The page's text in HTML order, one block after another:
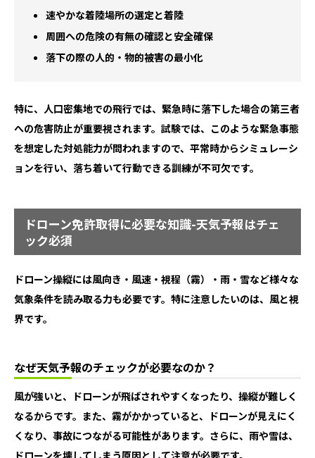
速やかな着陸場所の選定と着陸
周囲への危険の有無の確認と安全確保
落下の際の人的・物的被害の最小化
特に、人口密集地での飛行では、緊急時に落下した場合の第三者
への危害防止が重要視されます。試験では、このような緊急事態
を想定した対処能力が問われますので、平常時からシミュレーシ
ョンを行い、落ち着いて行動できる訓練が不可欠です。
ドローン免許取得に必要な知識-天気予報はチェ
ック必須
ドローン操縦には風向き・風速・視程（霧）・雨・雪など様々な
気象条件を読み取る力も必要です。特に注意したいのは、風と視
界です。
なぜ天気予報のチェックが必要なのか？
風が強いと、ドローンが飛ばされやすくなったり、操縦が難しく
なるからです。また、霧がかかっていると、ドローンが見えにく
くなり、事故につながる可能性があります。さらに、雨や雪は、